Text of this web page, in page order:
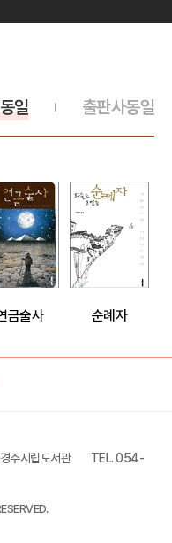
출판사동일
일
금술사 순례자
주시립도서관
TEL. 054-